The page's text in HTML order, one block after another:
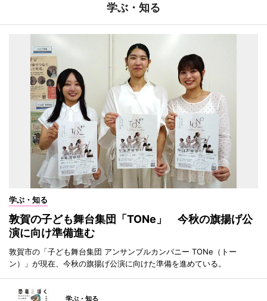
学ぶ・知る
学ぶ・知る
敦賀の子ども舞台集団「TONe」 今秋の旗揚げ公
演に向け準備進む
敦賀市の「子ども舞台集団 アンサンブルカンパニー TONe（トー
ン）」が現在、今秋の旗揚げ公演に向けた準備を進めている。
学ぶ・知る